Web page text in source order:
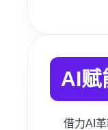
AI赋
借力AI